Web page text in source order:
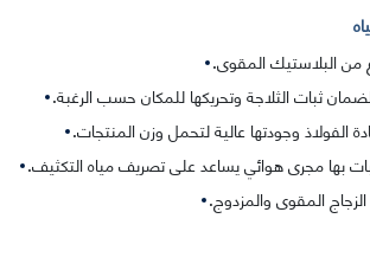
البلاستيك المقوى.
بها مجرى هوائي يساعد على تصريف مياه التكثيف.
المقوى والمزدوج.